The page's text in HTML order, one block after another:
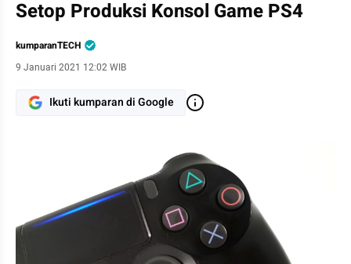
Setop Produksi Konsol Game PS4
kumparanTECH
9 Januari 2021 12:02 WIB
Ikuti kumparan di Google